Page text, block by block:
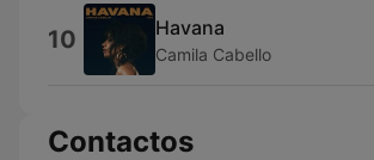
10 Havana
Camila Cabello
Contactos